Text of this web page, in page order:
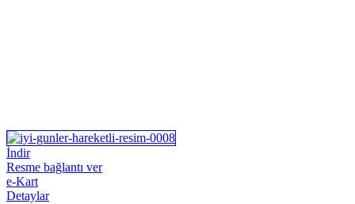
İndir
Resme bağlantı ver
e-Kart
Detaylar